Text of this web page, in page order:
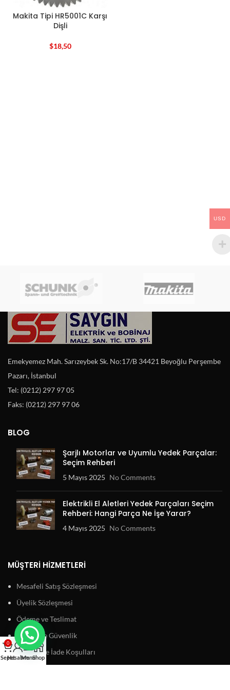
Makita Tipi HR5001C Karşı
Dişli
$18,50
Emekyemez Mah. Sarızeybek Sk. No:17/B 34421 Beyoğlu Perşembe
Pazarı, İstanbul
Tel: (0212) 297 97 05
Faks: (0212) 297 97 06
BLOG
Şarjlı Motorlar ve Uyumlu Yedek Parçalar:
Seçim Rehberi
5 Mayıs 2025 No Comments
Elektrikli El Aletleri Yedek Parçaları Seçim
Rehberi: Hangi Parça Ne İşe Yarar?
4 Mayıs 2025 No Comments
MÜŞTERI HIZMETLERI
Mesafeli Satış Sözleşmesi
Üyelik Sözleşmesi
Ödeme ve Teslimat
Gizlilik ve Güvenlik
Garanti ve İade Koşulları
USD
0
SepetHesabımMenuShop